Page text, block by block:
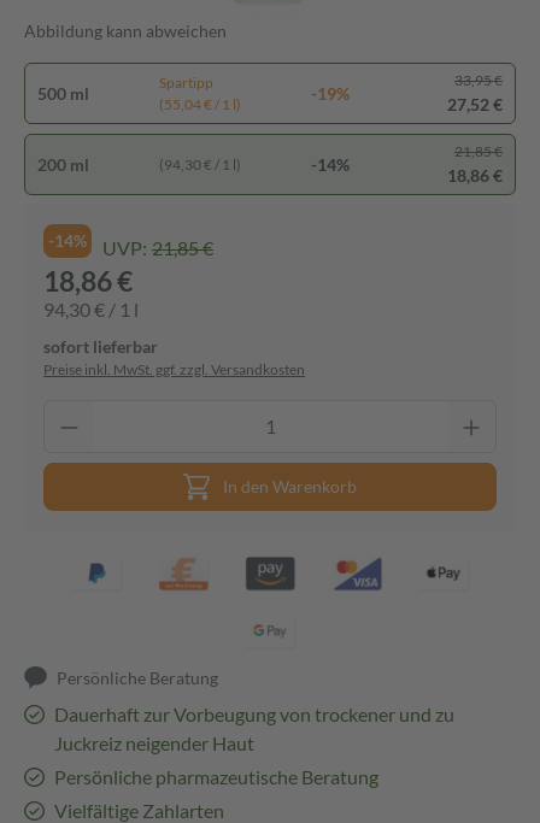
Abbildung kann abweichen
500 ml
Spartipp
(55,04 € / 1 l)
-19%
33,95 €
27,52 €
200 ml (94,30 € / 1 l) -14%
21,85 €
18,86 €
-14% UVP: 21,85 €
18,86 €
94,30 € / 1 l
sofort lieferbar
Preise inkl. MwSt. ggf. zzgl. Versandkosten
In den Warenkorb
Persönliche Beratung
Dauerhaft zur Vorbeugung von trockener und zu
Juckreiz neigender Haut
Persönliche pharmazeutische Beratung
Vielfältige Zahlarten